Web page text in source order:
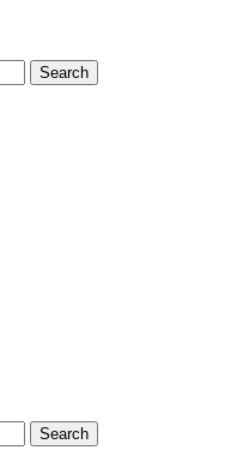
Search
Search